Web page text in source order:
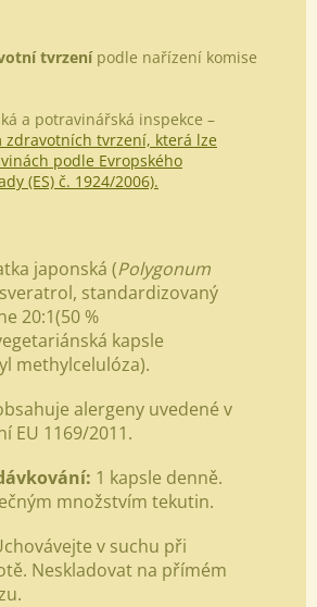
tvrzenípodle nařízení komise
a potravinářská inspekce –
zdravotních tvrzení, která lze
podle Evropského
(ES) č. 1924/2006).
japonská (Polygonum
standardizovaný
20:1(50 %
kapsle
methylcelulóza).
alergeny uvedené v
EU 1169/2011.
1 kapsle denně.
množstvím tekutin.
v suchu při
Neskladovat na přímém